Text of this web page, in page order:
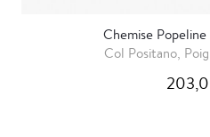
Chemise
Col Positano,